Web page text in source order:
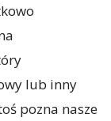
lub inny
pozna nasze